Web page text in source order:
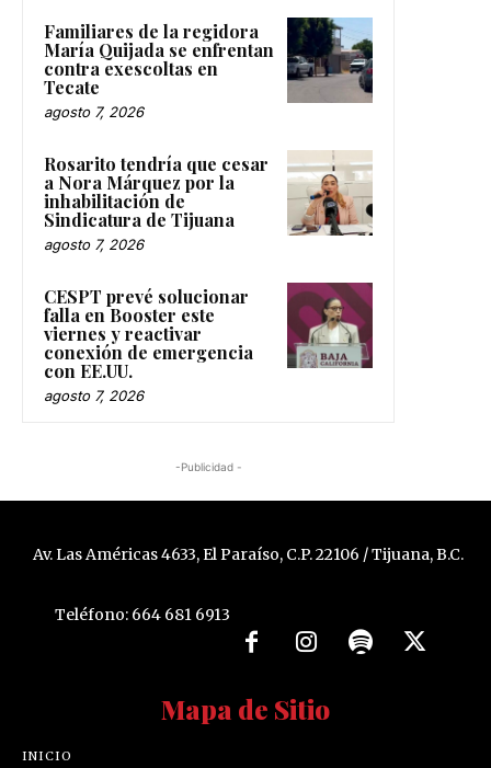
Familiares de la regidora
María Quijada se enfrentan
contra exescoltas en
Tecate
agosto 7, 2026
Rosarito tendría que cesar
a Nora Márquez por la
inhabilitación de
Sindicatura de Tijuana
agosto 7, 2026
CESPT prevé solucionar
falla en Booster este
viernes y reactivar
conexión de emergencia
con EE.UU.
agosto 7, 2026
-Publicidad -
Av. Las Américas 4633, El Paraíso, C.P. 22106 / Tijuana, B.C.
Teléfono: 664 681 6913
Mapa de Sitio
INICIO